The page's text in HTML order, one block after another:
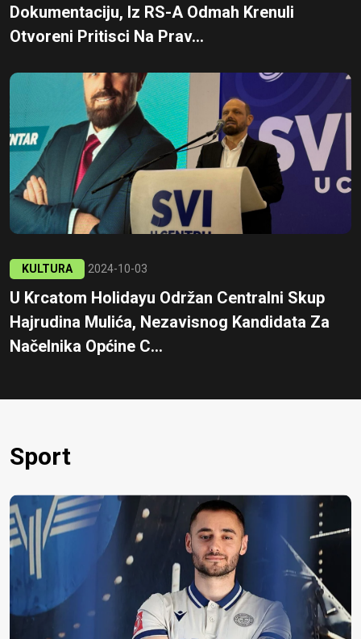
Dokumentaciju, Iz RS-A Odmah Krenuli
Otvoreni Pritisci Na Prav...
KULTURA 2024-10-03
U Krcatom Holidayu Održan Centralni Skup
Hajrudina Mulića, Nezavisnog Kandidata Za
Načelnika Općine C...
Sport